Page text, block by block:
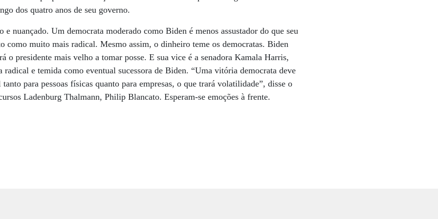
dos quatro anos de seu governo.
e nuançado. Um democrata moderado como Biden é menos assustador do que seu
como muito mais radical. Mesmo assim, o dinheiro teme os democratas. Biden
o presidente mais velho a tomar posse. E sua vice é a senadora Kamala Harris,
radical e temida como eventual sucessora de Biden. “Uma vitória democrata deve
para pessoas físicas quanto para empresas, o que trará volatilidade”, disse o
Ladenburg Thalmann, Philip Blancato. Esperam-se emoções à frente.